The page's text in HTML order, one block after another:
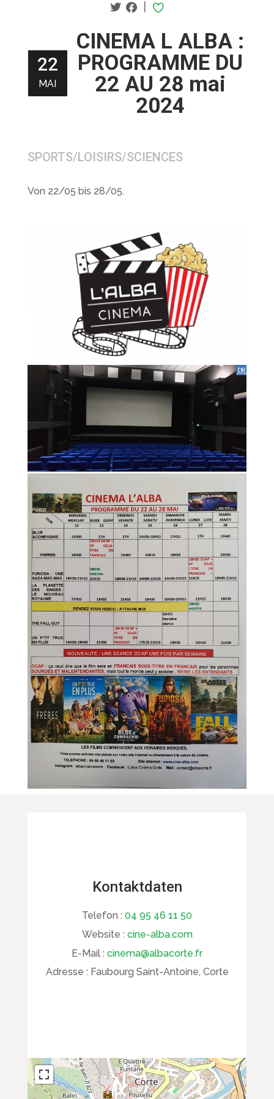
|
22
MAI
CINEMA L ALBA :
PROGRAMME DU
22 AU 28 mai
2024
SPORTS/LOISIRS/SCIENCES
Von 22/05 bis 28/05.
Kontaktdaten
Telefon : 04 95 46 11 50
Website : cine-alba.com
E-Mail : cinema@albacorte.fr
Adresse : Faubourg Saint-Antoine, Corte